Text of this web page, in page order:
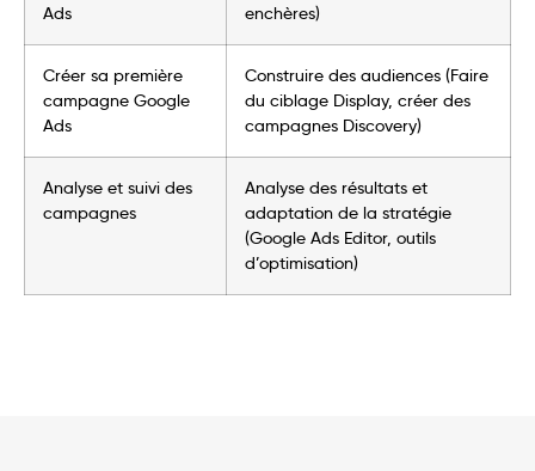
Ads
enchères)
Créer sa première
campagne Google
Ads
Construire des audiences (Faire
du ciblage Display, créer des
campagnes Discovery)
Analyse et suivi des
campagnes
Analyse des résultats et
adaptation de la stratégie
(Google Ads Editor, outils
d’optimisation)